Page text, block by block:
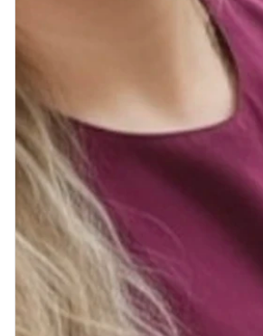
Услуги:
Рейтинг:
Стоимость услуг:
Принимает сертификаты
Применить
Сбросить